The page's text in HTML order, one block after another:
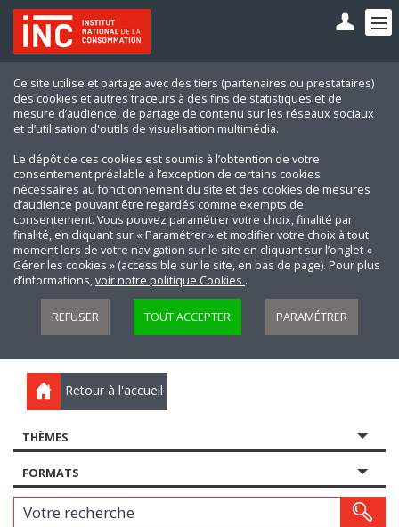
Ce site utilise et partage avec des tiers (partenaires ou prestataires)
des cookies et autres traceurs à des fins de statistiques et de
mesure d’audience, de partage de contenu sur les réseaux sociaux
et d’utilisation d'outils de visualisation multimédia.
Le dépôt de ces cookies est soumis à l’obtention de votre
consentement préalable à l’exception de certains cookies
nécessaires au fonctionnement du site et des cookies de mesures
d’audience pouvant être regardés comme exempts de
consentement. Vous pouvez paramétrer votre choix, finalité par
finalité, en cliquant sur « Paramétrer » et modifier votre choix à tout
moment lors de votre navigation sur le site en cliquant sur l’onglet «
Gérer les cookies » (accessible sur le site, en bas de page). Pour plus
d’informations,voir notre politique Cookies .
REFUSER TOUT ACCEPTER PARAMÉTRER
Retour à l'accueil
THÈMES
FORMATS
Votre recherche